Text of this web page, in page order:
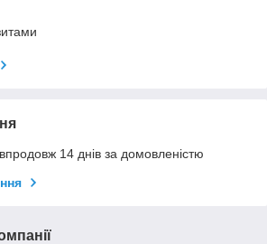
14 днів за домовленістю